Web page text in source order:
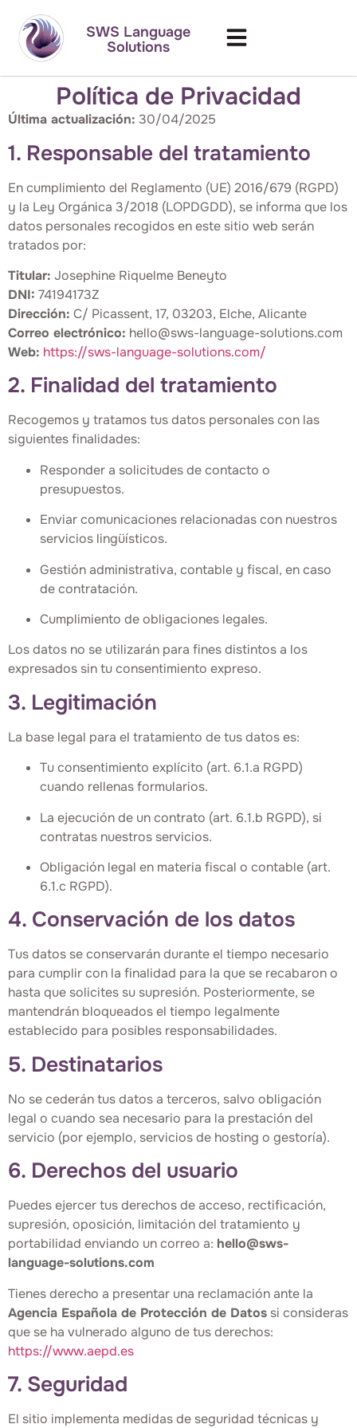
SWS Language
Solutions
Política de Privacidad
Última actualización: 30/04/2025
1. Responsable del tratamiento
En cumplimiento del Reglamento (UE) 2016/679 (RGPD)
y la Ley Orgánica 3/2018 (LOPDGDD), se informa que los
datos personales recogidos en este sitio web serán
tratados por:
Titular: Josephine Riquelme Beneyto
DNI: 74194173Z
Dirección: C/ Picassent, 17, 03203, Elche, Alicante
Correo electrónico: hello@sws-language-solutions.com
Web: https://sws-language-solutions.com/
2. Finalidad del tratamiento
Recogemos y tratamos tus datos personales con las
siguientes finalidades:
Responder a solicitudes de contacto o
presupuestos.
Enviar comunicaciones relacionadas con nuestros
servicios lingüísticos.
Gestión administrativa, contable y fiscal, en caso
de contratación.
Cumplimiento de obligaciones legales.
Los datos no se utilizarán para fines distintos a los
expresados sin tu consentimiento expreso.
3. Legitimación
La base legal para el tratamiento de tus datos es:
Tu consentimiento explícito (art. 6.1.a RGPD)
cuando rellenas formularios.
La ejecución de un contrato (art. 6.1.b RGPD), si
contratas nuestros servicios.
Obligación legal en materia fiscal o contable (art.
6.1.c RGPD).
4. Conservación de los datos
Tus datos se conservarán durante el tiempo necesario
para cumplir con la finalidad para la que se recabaron o
hasta que solicites su supresión. Posteriormente, se
mantendrán bloqueados el tiempo legalmente
establecido para posibles responsabilidades.
5. Destinatarios
No se cederán tus datos a terceros, salvo obligación
legal o cuando sea necesario para la prestación del
servicio (por ejemplo, servicios de hosting o gestoría).
6. Derechos del usuario
Puedes ejercer tus derechos de acceso, rectificación,
supresión, oposición, limitación del tratamiento y
portabilidad enviando un correo a: hello@sws-
language-solutions.com
Tienes derecho a presentar una reclamación ante la
Agencia Española de Protección de Datos si consideras
que se ha vulnerado alguno de tus derechos:
https://www.aepd.es
7. Seguridad
El sitio implementa medidas de seguridad técnicas y